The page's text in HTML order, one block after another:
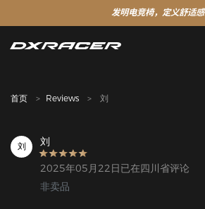
发明电竞椅，定义舒适感
首页 Reviews 刘
刘 刘
2025年05月22日已在四川省评论
非卖品